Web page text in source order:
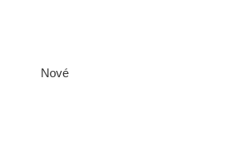
Nové